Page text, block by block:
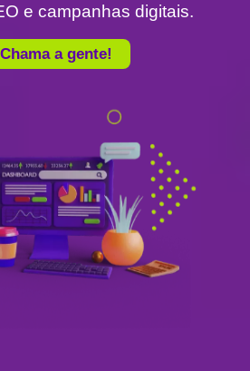
e campanhas digitais.
Chama a gente!